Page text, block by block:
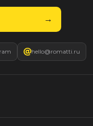
hello@romatti.ru